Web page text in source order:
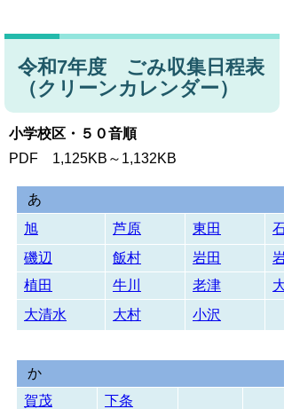
令和7年度 ごみ収集日程表
（クリーンカレンダー）
小学校区・５０音順
PDF 1,125KB～1,132KB
あ
旭
芦原 東田
磯辺
飯村 岩田
植田
牛川 老津
大清水
大村 小沢
か
賀茂
下条